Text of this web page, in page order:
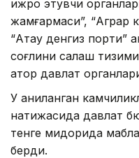
ижро этувчи
жамғармаси”, “Аграр
“Ақтау денгиз
соғлиқни сақлаш
қатор давлат
У аниқланган
натижасида давлат
тенге миқдорида
берди.